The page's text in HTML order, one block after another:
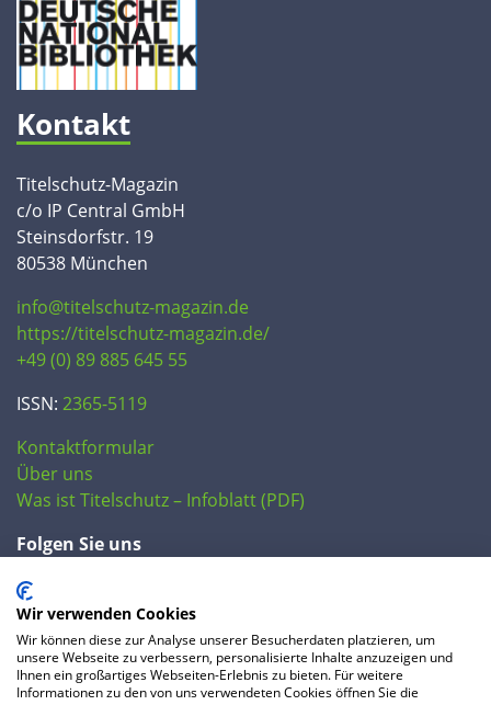
Kontakt
Titelschutz-Magazin
c/o IP Central GmbH
Steinsdorfstr. 19
80538 München
info@titelschutz-magazin.de
https://titelschutz-magazin.de/
+49 (0) 89 885 645 55
ISSN: 2365-5119
Kontaktformular
Über uns
Was ist Titelschutz – Infoblatt (PDF)
Folgen Sie uns
Wir verwenden Cookies
Wir können diese zur Analyse unserer Besucherdaten platzieren, um
unsere Webseite zu verbessern, personalisierte Inhalte anzuzeigen und
Ihnen ein großartiges Webseiten-Erlebnis zu bieten. Für weitere
Informationen zu den von uns verwendeten Cookies öffnen Sie die